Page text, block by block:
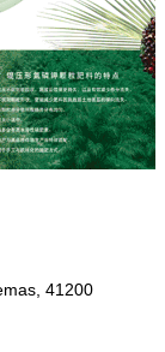
41200